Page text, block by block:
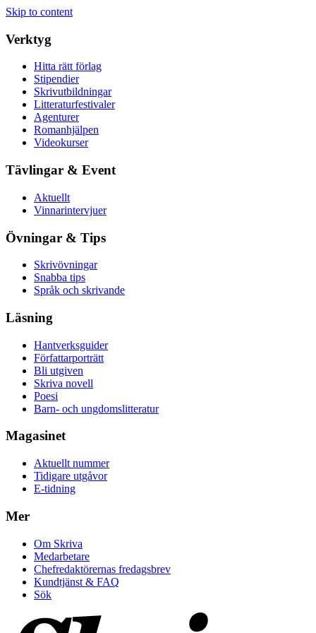
Skip to content
Verktyg
Hitta rätt förlag
Stipendier
Skrivutbildningar
Litteraturfestivaler
Agenturer
Romanhjälpen
Videokurser
Tävlingar & Event
Aktuellt
Vinnarintervjuer
Övningar & Tips
Skrivövningar
Snabba tips
Språk och skrivande
Läsning
Hantverksguider
Författarporträtt
Bli utgiven
Skriva novell
Poesi
Barn- och ungdomslitteratur
Magasinet
Aktuellt nummer
Tidigare utgåvor
E-tidning
Mer
Om Skriva
Medarbetare
Chefredaktörernas fredagsbrev
Kundtjänst & FAQ
Sök